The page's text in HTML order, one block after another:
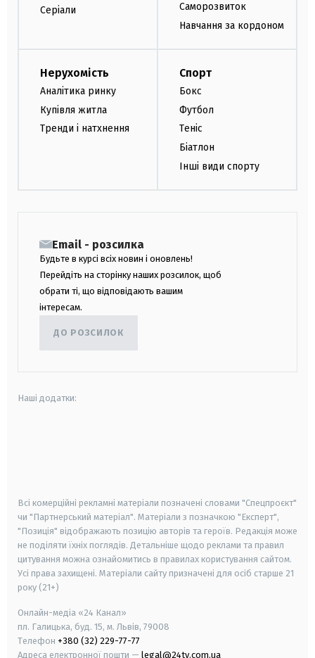
Серіали
Саморозвиток
Навчання за кордоном
Нерухомість
Аналітика ринку
Купівля житла
Тренди і натхнення
Спорт
Бокс
Футбол
Теніс
Біатлон
Інші види спорту
Email - розсилка
Будьте в курсі всіх новин і оновлень!
Перейдіть на сторінку наших розсилок, щоб
обрати ті, що відповідають вашим
інтересам.
ДО РОЗСИЛОК
Наші додатки:
Всі комерційні рекламні матеріали позначені словами "Спецпроєкт"
чи "Партнерський матеріал". Матеріали з позначкою "Експерт",
"Позиція" відображають позицію авторів та героїв. Редакція може
не поділяти їхніх поглядів. Детальніше щодо реклами та правил
цитування можна ознайомитись в правилах користування сайтом.
Усі права захищені. Матеріали сайту призначені для осіб старше 21
року (21+)
Онлайн-медіа «24 Канал»
пл. Галицька, буд. 15, м. Львів, 79008
Телефон +380 (32) 229-77-77
Адреса електронної пошти — legal@24tv.com.ua